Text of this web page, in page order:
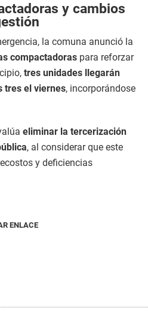
y cambios
la comuna anunció la
compactadoras para reforzar
tres unidades llegarán
tres el viernes, incorporándose
eliminar la tercerización
, al considerar que este
y deficiencias
ENLACE